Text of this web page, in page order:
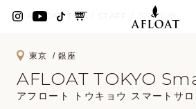
AFLOAT TOP 矢ヶ崎 健
東京 銀座
AFLOAT TOKYO
アフロート トウキョウ スマートサロ